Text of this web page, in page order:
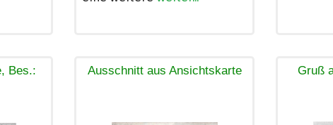
Bes.:
Ausschnitt aus Ansichtskarte Gruß